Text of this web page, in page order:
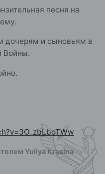
песня на
дочерям и сыновьям в
Войны.
Yuliya Krasina